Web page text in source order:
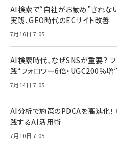
AI検索で“自社がお勧め”されな
実践、GEO時代のECサイト改善
7月16日 7:05
AI検索時代、なぜSNSが重要？
践“フォロワー6倍・UGC200％増
7月14日 7:05
AI分析で施策のPDCAを高速化
践するAI活用術
7月10日 7:05